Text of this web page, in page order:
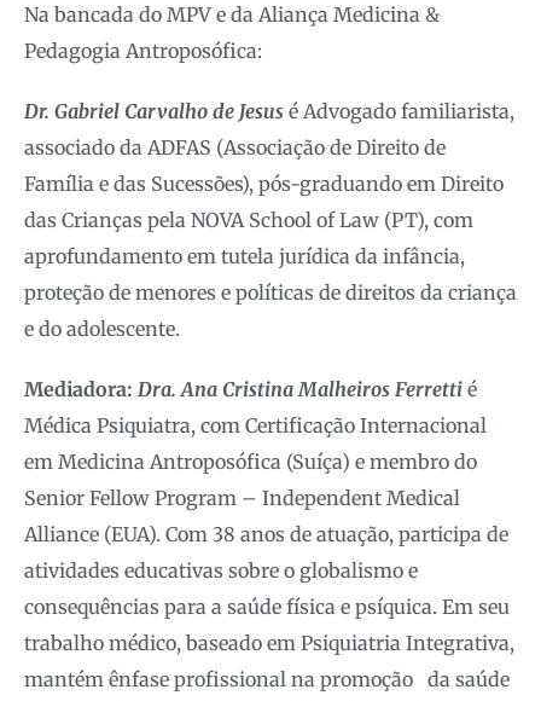
Na bancada do MPV e da Aliança Medicina &
Pedagogia Antroposófica:
Dr. Gabriel Carvalho de Jesus é Advogado familiarista,
associado da ADFAS (Associação de Direito de
Família e das Sucessões), pós-graduando em Direito
das Crianças pela NOVA School of Law (PT), com
aprofundamento em tutela jurídica da infância,
proteção de menores e políticas de direitos da criança
e do adolescente.
Mediadora: Dra. Ana Cristina Malheiros Ferretti é
Médica Psiquiatra, com Certificação Internacional
em Medicina Antroposófica (Suíça) e membro do
Senior Fellow Program – Independent Medical
Alliance (EUA). Com 38 anos de atuação, participa de
atividades educativas sobre o globalismo e
consequências para a saúde física e psíquica. Em seu
trabalho médico, baseado em Psiquiatria Integrativa,
mantém ênfase profissional na promoção da saúde